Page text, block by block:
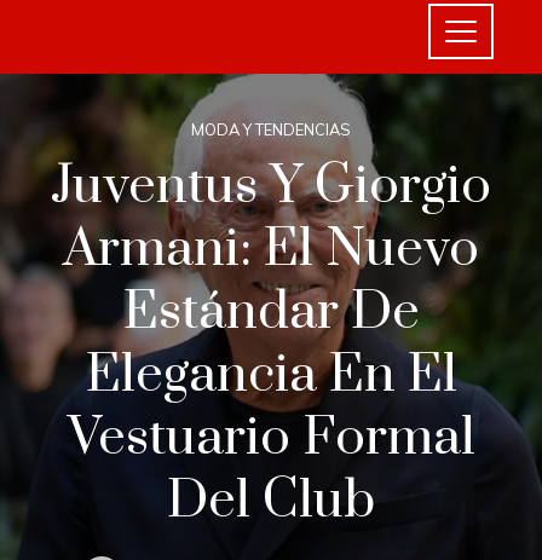
MODA Y TENDENCIAS
Juventus Y Giorgio
Armani: El Nuevo
Estándar De
Elegancia En El
Vestuario Formal
Del Club